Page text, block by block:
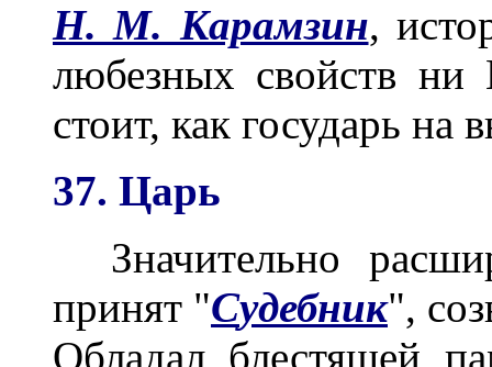
Н. М. Карамзин,
любезных свойств
стоит, как государь
37. Царь
Значительно
принят "Судебник",
Обладал блестящей